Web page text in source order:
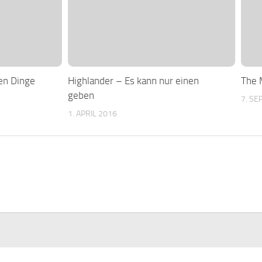
Highlander – Es kann nur einen
geben
1. APRIL 2016
The
7.
Dinge